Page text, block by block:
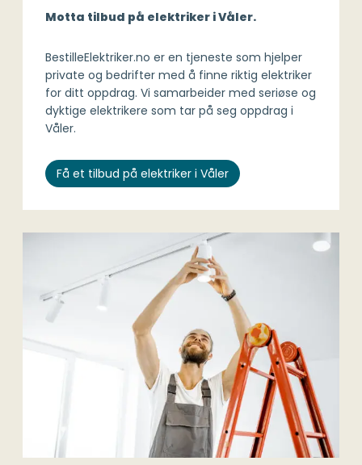
Motta tilbud på elektriker i Våler.
BestilleElektriker.no er en tjeneste som hjelper
private og bedrifter med å finne riktig elektriker
for ditt oppdrag. Vi samarbeider med seriøse og
dyktige elektrikere som tar på seg oppdrag i
Våler.
Få et tilbud på elektriker i Våler